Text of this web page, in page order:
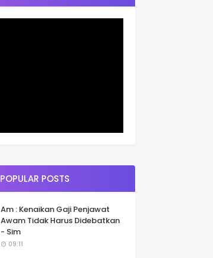
POPULAR POSTS
Am : Kenaikan Gaji Penjawat
Awam Tidak Harus Didebatkan
- Sim
09:11